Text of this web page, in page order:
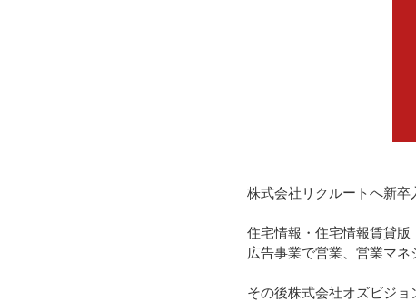
株式会社リクルートへ新卒
住宅情報・住宅情報賃貸
広告事業で営業、営業マネ
その後株式会社オズビジ